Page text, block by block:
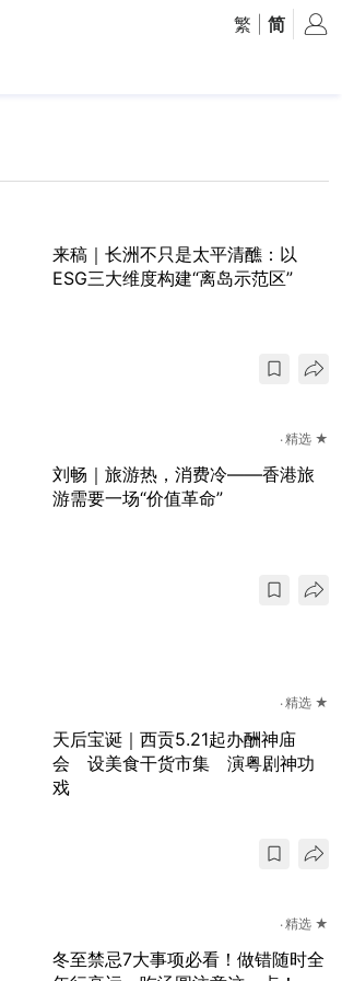
繁 简
来稿｜长洲不只是太平清醮：以
ESG三大维度构建“离岛示范区”
精选 ★
刘畅｜旅游热，消费冷——香港旅
游需要一场“价值革命”
精选 ★
天后宝诞｜西贡5.21起办酬神庙
会 设美食干货市集 演粤剧神功
戏
精选 ★
冬至禁忌7大事项必看！做错随时全